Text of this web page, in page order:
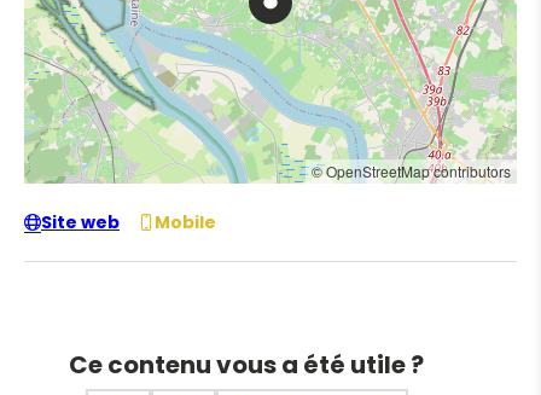
© OpenStreetMap contributors
Site web Mobile
Ce contenu vous a été utile ?